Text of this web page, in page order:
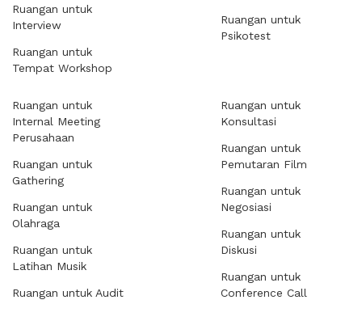
Ruangan untuk
Interview
Ruangan untuk
Tempat Workshop
Ruangan untuk
Psikotest
Ruangan untuk
Internal Meeting
Perusahaan
Ruangan untuk
Gathering
Ruangan untuk
Olahraga
Ruangan untuk
Latihan Musik
Ruangan untuk Audit
Ruangan untuk
Konsultasi
Ruangan untuk
Pemutaran Film
Ruangan untuk
Negosiasi
Ruangan untuk
Diskusi
Ruangan untuk
Conference Call